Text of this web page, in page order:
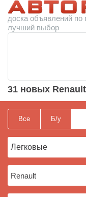
доска объявлений по
лучший выбор
31 новых
Все Б/у